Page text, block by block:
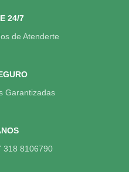
24/7
de Atenderte
Garantizadas
318 8106790